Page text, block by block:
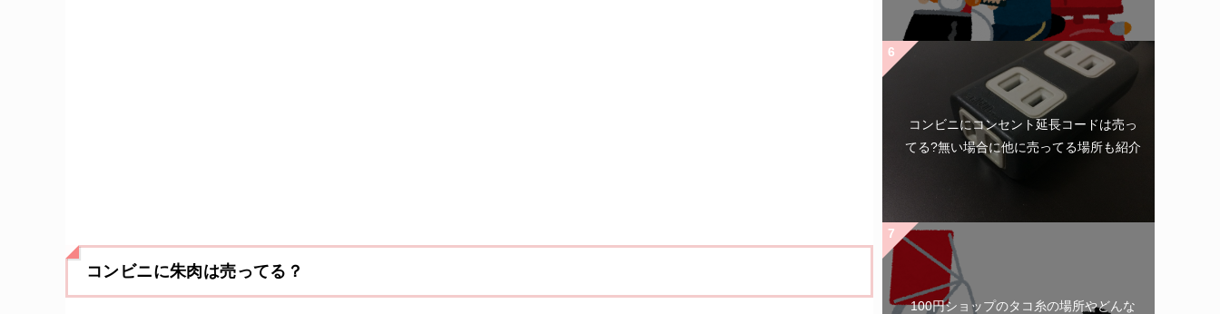
コンビニに朱肉は売ってる？
コンビニにコンセント延長コードは売っ
てる?無い場合に他に売ってる場所も紹介
100円ショップのタコ糸の場所やどんな